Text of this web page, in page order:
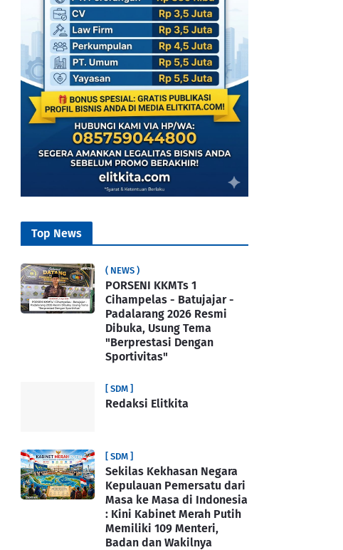
Top News
( NEWS )
PORSENI KKMTs 1
Cihampelas - Batujajar -
Padalarang 2026 Resmi
Dibuka, Usung Tema
"Berprestasi Dengan
Sportivitas"
[ SDM ]
Redaksi Elitkita
[ SDM ]
Sekilas Kekhasan Negara
Kepulauan Pemersatu dari
Masa ke Masa di Indonesia
: Kini Kabinet Merah Putih
Memiliki 109 Menteri,
Badan dan Wakilnya